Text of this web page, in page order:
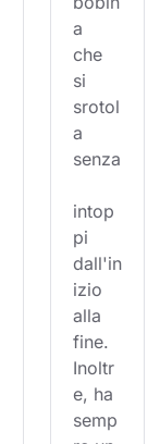
a
che
si
srotol
a
senza
intop
pi
dall'in
izio
alla
fine.
Inoltr
e, ha
semp